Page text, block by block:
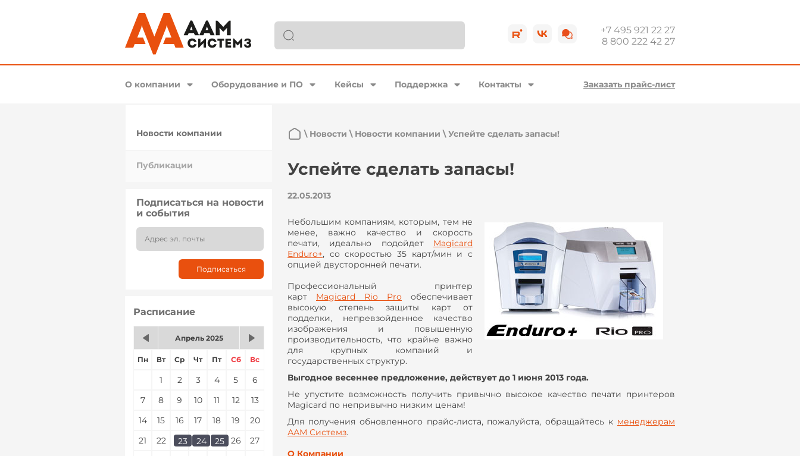
+7 495 921 22 27
8 800 222 42 27
О компании Оборудование и ПО Кейсы Поддержка Контакты Заказать прайс-лист
Новости компании
Публикации
Подписаться на новости
и события
Расписание
Апрель 2025
Пн Вт Ср Чт Пт Сб Вс
1 2 3 4 5
6
7
8 9 10 11 12
13
14
15 16 17 18 19
20
21
22 23
23 24
24 25
25 26
27
\ Новости \ Новости компании \Успейте сделать запасы!
Успейте сделать запасы!
22.05.2013
Небольшим компаниям, которым, тем не
менее, важно качество и скорость
печати, идеально подойдет Magicard
Enduro+, со скоростью 35 карт/мин и с
опцией двусторонней печати.
Профессиональный принтер
карт Magicard Rio Pro обеспечивает
высокую степень защиты карт от
подделки, непревзойденное качество
изображения и повышенную
производительность, что крайне важно
для крупных компаний и
государственных структур.
Выгодное весеннее предложение, действует до 1 июня 2013 года.
Не упустите возможность получить привычно высокое качество печати принтеров
Magicard по непривычно низким ценам!
Для получения обновленного прайс-листа, пожалуйста, обращайтесь к менеджерам
ААМ Системз.
О Компании